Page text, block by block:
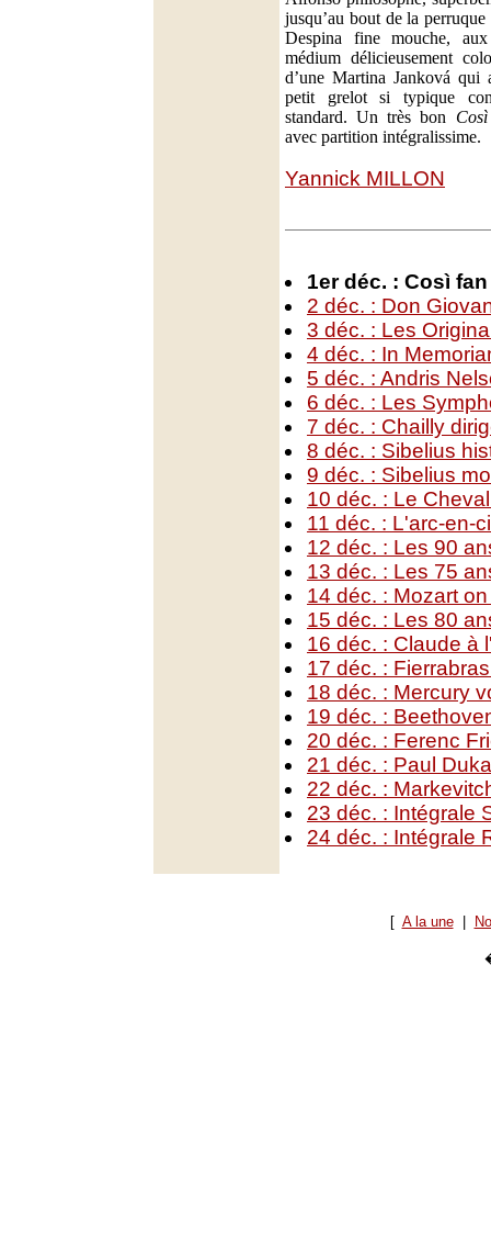
jusqu’au bout de la
Despina fine mouche,
médium délicieusement
d’une Martina Janková
petit grelot si typique
standard. Un très bon Così
avec partition intégralissime.
Yannick MILLON
1er déc. : Così
2 déc. : Don
3 déc. : Les
4 déc. : In
5 déc. : Andris
6 déc. : Les
7 déc. : Chailly
8 déc. : Sibelius
9 déc. : Sibelius
10 déc. : Le
11 déc. : L'arc-en-
12 déc. : Les 90
13 déc. : Les 75
14 déc. : Mozart
15 déc. : Les 80
16 déc. : Claude à
17 déc. :
18 déc. : Mercury
19 déc. :
20 déc. : Ferenc
21 déc. : Paul
22 déc. :
23 déc. : Intégrale
24 déc. : Intégrale
[ A la une|